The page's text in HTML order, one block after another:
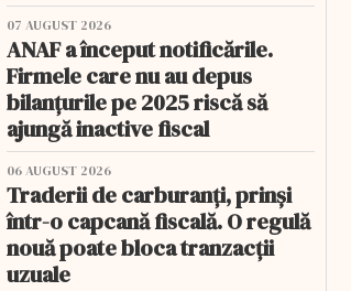
07 AUGUST 2026
ANAF a început notificările.
Firmele care nu au depus
bilanțurile pe 2025 riscă să
ajungă inactive fiscal
06 AUGUST 2026
Traderii de carburanți, prinși
într-o capcană fiscală. O regulă
nouă poate bloca tranzacții
uzuale